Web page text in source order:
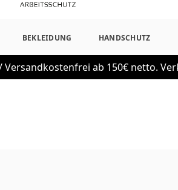
BEKLEIDUNG HANDSCHUTZ
Versandkostenfrei ab 150€ netto.